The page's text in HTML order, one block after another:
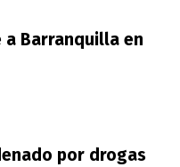
a Barranquilla en
por drogas